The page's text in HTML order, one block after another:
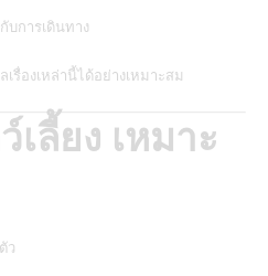
บการเดินทาง
องเหล่านี้ได้อย่างเหมาะสม
ลี้ยง เหมาะ
ว